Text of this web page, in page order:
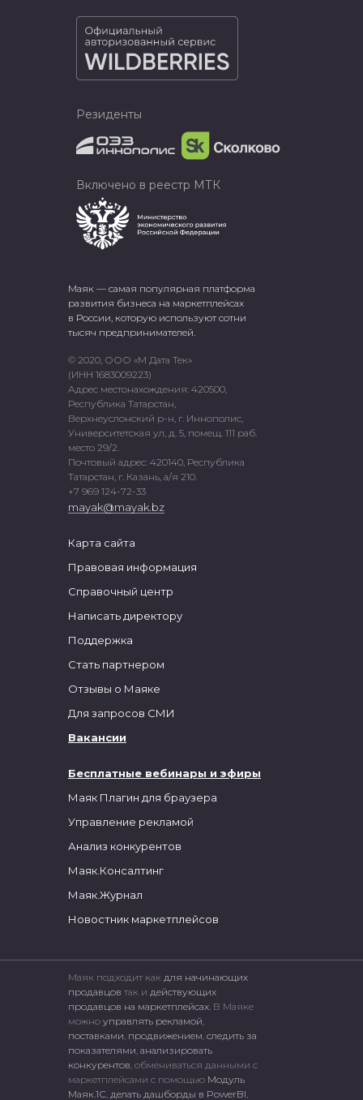
Маяк — самая популярная платформа
развития бизнеса на маркетплейсах
в России, которую используют сотни
тысяч предпринимателей.
© 2020, ООО «М Дата Тек»
(ИНН 1683009223)
Адрес местонахождения: 420500,
Республика Татарстан,
Верхнеуслонский р-н, г. Иннополис,
Университетская ул, д. 5, помещ. 111 раб.
место 29/2.
Почтовый адрес: 420140, Республика
Татарстан, г. Казань, а/я 210.
+7 969 124-72-33
mayak@mayak.bz
Бесплатные вебинары и эфиры
Маяк Плагин для браузера
Управление рекламой
Анализ конкурентов
Маяк.Консалтинг
Маяк.Журнал
Новостник маркетплейсов
Карта сайта
Правовая информация
Справочный центр
Написать директору
Поддержка
Стать партнером
Отзывы о Маяке
Для запросов СМИ
Вакансии
Резиденты
Включено в реестр МТК
Маяк подходит как для начинающих
продавцов так и действующих
продавцов на маркетплейсах. В Маяке
можно управлять рекламой,
поставками, продвижением, следить за
показателями, анализировать
конкурентов, обмениваться данными с
маркетплейсами c помощью Модуль
Маяк.1С, делать дашборды в PowerBI,